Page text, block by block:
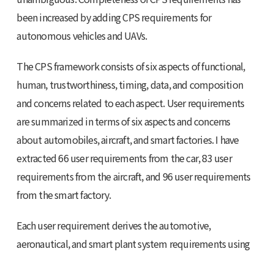
been increased by adding CPS requirements for
autonomous vehicles and UAVs.
The CPS framework consists of six aspects of functional,
human, trustworthiness, timing, data, and composition
and concerns related to each aspect. User requirements
are summarized in terms of six aspects and concerns
about automobiles, aircraft, and smart factories. I have
extracted 66 user requirements from the car, 83 user
requirements from the aircraft, and 96 user requirements
from the smart factory.
Each user requirement derives the automotive,
aeronautical, and smart plant system requirements using